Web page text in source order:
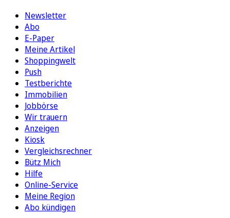
Newsletter
Abo
E-Paper
Meine Artikel
Shoppingwelt
Push
Testberichte
Immobilien
Jobbörse
Wir trauern
Anzeigen
Kiosk
Vergleichsrechner
Bütz Mich
Hilfe
Online-Service
Meine Region
Abo kündigen